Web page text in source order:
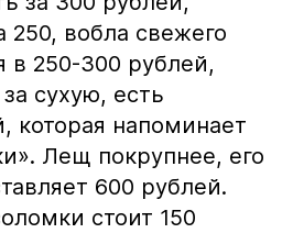
250, вобла свежего
в 250-300 рублей,
сухую, есть
которая напоминает
Лещ покрупнее, его
600 рублей.
стоит 150